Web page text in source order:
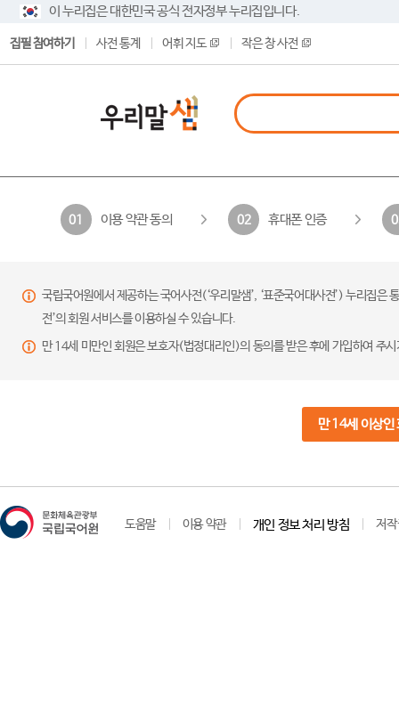
이 누리집은 대한민국 공식 전자정부 누리집입니다.
집필 참여하기 사전 통계 어휘 지도 작은 창 사전
01 이용 약관 동의 02 휴대폰 인증
국립국어원에서 제공하는 국어사전(‘우리말샘’, ‘표준국어대사전’) 누리집
전’의 회원 서비스를 이용하실 수 있습니다.
만 14세 미만인 회원은 보호자(법정대리인)의 동의를 받은 후에 가입하여 주
만 14세 이상인
도움말 이용 약관 개인 정보 처리 방침 저